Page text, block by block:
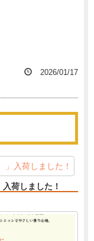
2026/01/17
荷しました！